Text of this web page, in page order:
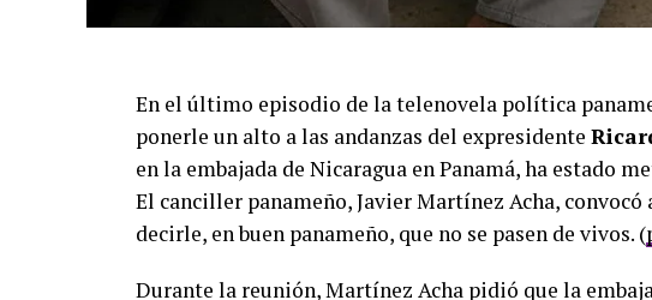
En el último episodio de la telenovela política
ponerle un alto a las andanzas del expresidente
en la embajada de Nicaragua en Panamá, ha estado
El canciller panameño, Javier Martínez Acha, convocó
decirle, en buen panameño, que no se pasen de vivos. (
Durante la reunión, Martínez Acha pidió que la